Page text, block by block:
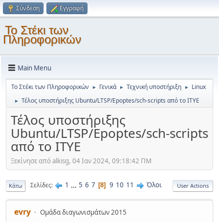
Σύνδεση Εγγραφή
Το Στέκι των
Πληροφορικών
Main Menu
Το Στέκι των Πληροφορικών ► Γενικά ► Τεχνική υποστήριξη ► Linux
► Τέλος υποστήριξης Ubuntu/LTSP/Epoptes/sch-scripts από το ΙΤΥΕ
Τέλος υποστήριξης
Ubuntu/LTSP/Epoptes/sch-scripts
από το ΙΤΥΕ
Ξεκίνησε από alkisg, 04 Ιαν 2024, 09:18:42 ΠΜ
Κάτω Σελίδες 1 ... 5 6 7 8 9 10 11 Όλοι User Actions
evry
Ομάδα διαγωνισμάτων 2015